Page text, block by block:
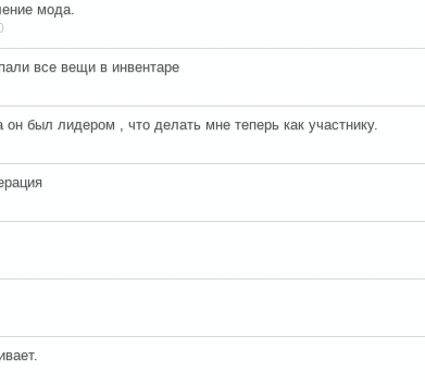
мода.
все вещи в инвентаре
он был лидером , что делать мне теперь как участнику.